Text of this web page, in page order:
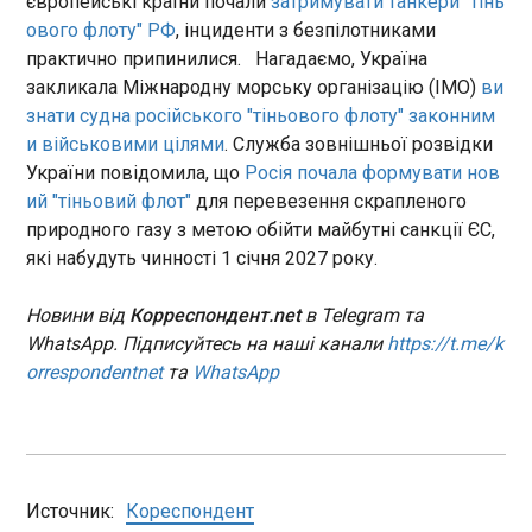
ЧИТАТЬ
Протаранив авто НАБУ та збив детектива:
харків'янина відправили за ґрати
18:27:49
Харківський апеляційний суд скасував умовний
вирок і відправив 57-річного харків'янина за
ґрати за напад на детективів Національного
антикорупційного бюро під час обшуку. Про це
прокурора в четвер, 2 липня. У лютому 2024
року детективи НАБУ прибули для проведення
невідкладного обшуку автомобіля у справі про
протаранив службове авто Бюро, здійснив наїзд
намагався видалити дані з телефону, який мав
доказове значення. Коли інший детектив
ЧИТАТЬ
18:23:26
масований удар по Києву в ніч на четвер, 2
ового флоту" РФ, інциденти з безпілотниками
практично припинилися. Нагадаємо, Україна
закликала Міжнародну морську організацію (IMO) ви
знати судна російського "тіньового флоту" законним
и військовими цілями. Служба зовнішньої розвідки
України повідомила, що Росія почала формувати нов
ий "тіньовий флот" для перевезення скрапленого
природного газу з метою обійти майбутні санкції ЄС,
які набудуть чинності 1 січня 2027 року.
Новини від Корреспондент.netв Telegram та
WhatsApp. Підписуйтесь на наші канали https://t.me/k
orrespondentnetта WhatsApp
Источник: Кореспондент